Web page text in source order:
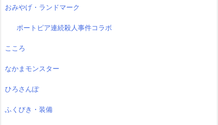
おみやげ・ランドマーク
ポートピア連続殺人事件コラボ
こころ
なかまモンスター
ひろさんぽ
ふくびき・装備